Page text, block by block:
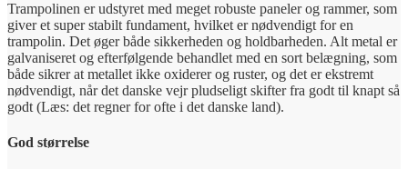
Trampolinen er udstyret med meget robuste paneler og rammer, som
giver et super stabilt fundament, hvilket er nødvendigt for en
trampolin. Det øger både sikkerheden og holdbarheden. Alt metal er
galvaniseret og efterfølgende behandlet med en sort belægning, som
både sikrer at metallet ikke oxiderer og ruster, og det er ekstremt
nødvendigt, når det danske vejr pludseligt skifter fra godt til knapt så
godt (Læs: det regner for ofte i det danske land).
God størrelse